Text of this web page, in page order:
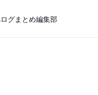
グまとめ編集部